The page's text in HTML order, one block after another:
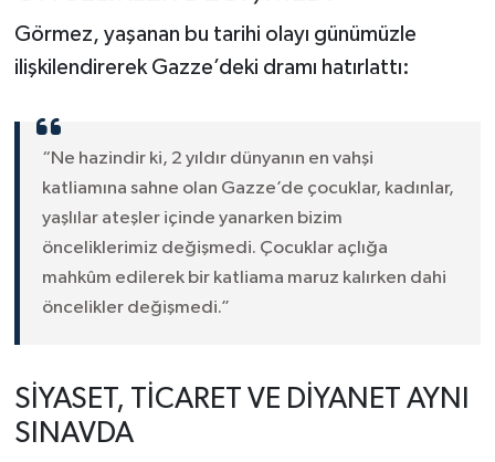
Görmez, yaşanan bu tarihi olayı günümüzle
ilişkilendirerek Gazze’deki dramı hatırlattı:
“Ne hazindir ki, 2 yıldır dünyanın en vahşi
katliamına sahne olan Gazze’de çocuklar, kadınlar,
yaşlılar ateşler içinde yanarken bizim
önceliklerimiz değişmedi. Çocuklar açlığa
mahkûm edilerek bir katliama maruz kalırken dahi
öncelikler değişmedi.”
SİYASET, TİCARET VE DİYANET AYNI
SINAVDA